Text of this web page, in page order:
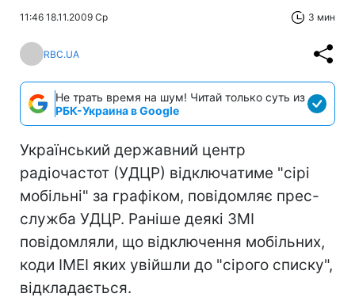
11:46 18.11.2009 Ср 3 мин
RBC.UA
Не трать время на шум! Читай только суть из
РБК-Украина в Google
Український державний центр
радіочастот (УДЦР) відключатиме "сірі
мобільні" за графіком, повідомляє прес-
служба УДЦР. Раніше деякі ЗМІ
повідомляли, що відключення мобільних,
коди ІМЕІ яких увійшли до "сірого списку",
відкладається.